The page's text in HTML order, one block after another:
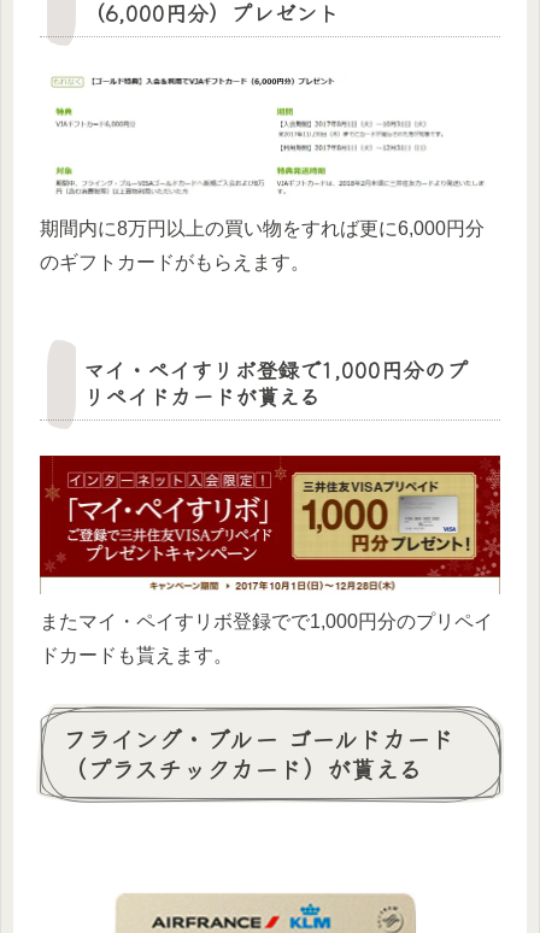
（6,000円分）プレゼント
期間内に8万円以上の買い物をすれば更に6,000円分
のギフトカードがもらえます。
マイ・ペイすリボ登録で1,000円分のプ
リペイドカードが貰える
またマイ・ペイすリボ登録でで1,000円分のプリペイ
ドカードも貰えます。
フライング・ブルー ゴールドカード
（プラスチックカード）が貰える